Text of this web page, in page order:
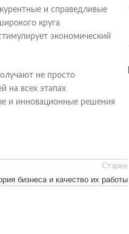
и справедливые
круга
экономический
не просто
на всех этапах
и инновационные решения
Старее
бизнеса и качество их работы